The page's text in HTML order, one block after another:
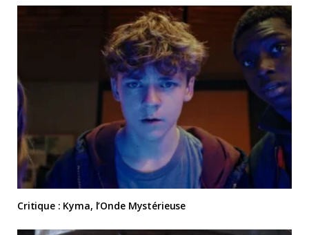
Critique : Kyma, l’Onde Mystérieuse